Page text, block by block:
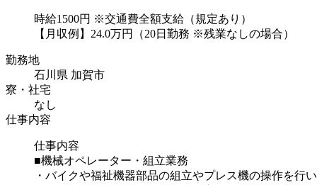
時給1500円 ※交通費全額支給（規定あり）
【月収例】24.0万円（20日勤務 ※残業なしの場合）
勤務地
石川県 加賀市
寮・社宅
なし
仕事内容
仕事内容
■機械オペレーター・組立業務
・バイクや福祉機器部品の組立やプレス機の操作を行